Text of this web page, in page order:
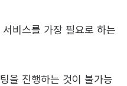
비스를 가장 필요로 하는
을 진행하는 것이 불가능